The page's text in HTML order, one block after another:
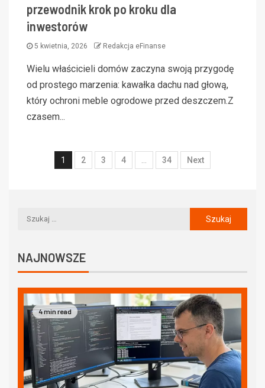
przewodnik krok po kroku dla
inwestorów
5 kwietnia, 2026 Redakcja eFinanse
Wielu właścicieli domów zaczyna swoją przygodę
od prostego marzenia: kawałka dachu nad głową,
który ochroni meble ogrodowe przed deszczem.Z
czasem...
1 2 3 4 34 Next
NAJNOWSZE
4 min read